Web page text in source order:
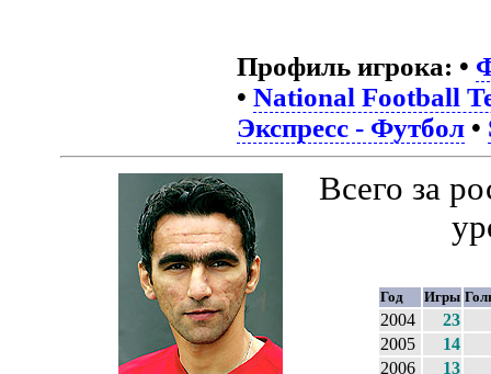
Профиль игрока: •
• National Football
Экспресс - Футбол•
Всего за
Год Игры
2004 23
2005
14
2006
13